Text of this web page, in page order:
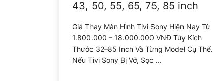
43, 50, 55, 65, 75, 85 inch
Giá Thay Màn Hình Tivi Sony Hiện Nay Từ
1.800.000 – 18.000.000 VNĐ Tùy Kích
Thước 32–85 Inch Và Từng Model Cụ Thể.
Nếu Tivi Sony Bị Vỡ, Sọc ...